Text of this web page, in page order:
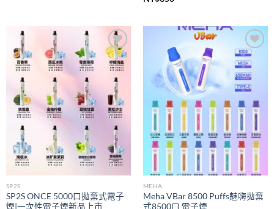
Add to
wishlist
SP2S
SP2S ONCE 5000口拋棄式電子
煙|一次性電子煙新品上市
Add to
wishlist
MEHA
Meha VBar 8500 Puffs魅嗨拋棄
式8500口 電子煙